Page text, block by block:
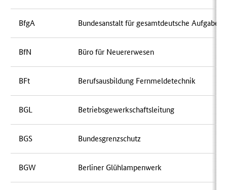
BfgA Bundesanstalt für gesamtdeutsche Aufgaben
BfN Büro für Neuererwesen
BFt Berufsausbildung Fernmeldetechnik
BGL Betriebsgewerkschaftsleitung
BGS Bundesgrenzschutz
BGW Berliner Glühlampenwerk